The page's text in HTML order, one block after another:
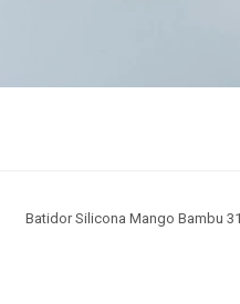
Batidor Silicona Mango Bambu